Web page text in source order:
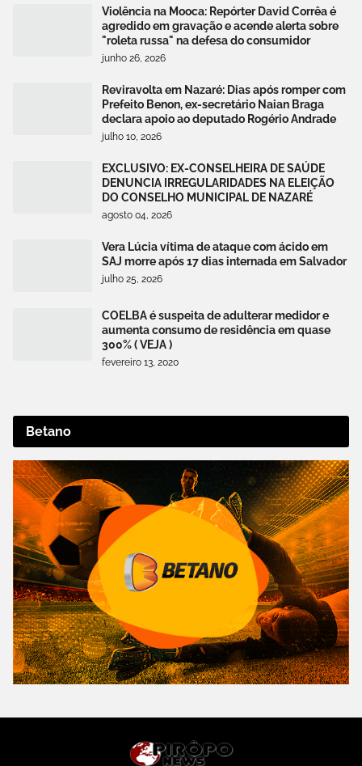
Violência na Mooca: Repórter David Corrêa é
agredido em gravação e acende alerta sobre
"roleta russa" na defesa do consumidor
junho 26, 2026
Reviravolta em Nazaré: Dias após romper com
Prefeito Benon, ex-secretário Naian Braga
declara apoio ao deputado Rogério Andrade
julho 10, 2026
EXCLUSIVO: EX-CONSELHEIRA DE SAÚDE
DENUNCIA IRREGULARIDADES NA ELEIÇÃO
DO CONSELHO MUNICIPAL DE NAZARÉ
agosto 04, 2026
Vera Lúcia vítima de ataque com ácido em
SAJ morre após 17 dias internada em Salvador
julho 25, 2026
COELBA é suspeita de adulterar medidor e
aumenta consumo de residência em quase
300% ( VEJA )
fevereiro 13, 2020
Betano